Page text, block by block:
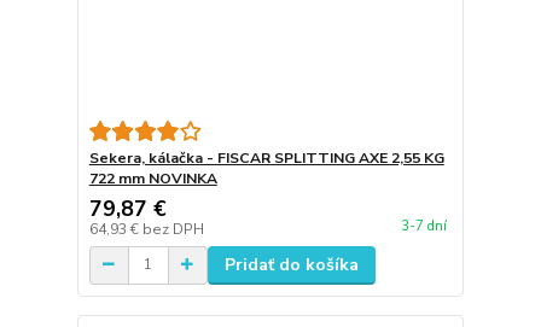
Sekera, kálačka - FISCAR SPLITTING AXE 2,55 KG
722 mm NOVINKA
79,87 €
64,93 € bez DPH 3-7 dní
Pridať do košíka